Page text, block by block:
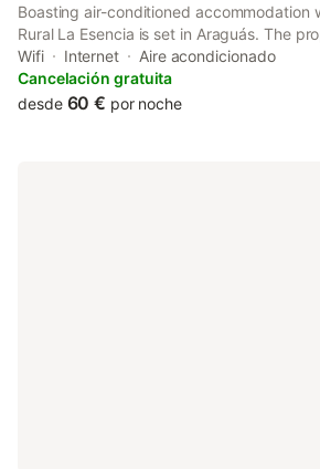
Boasting air-conditioned accommodation
Rural La Esencia is set in Araguás. The
and city views, and is 41 km from Dag
Wifi Internet
Aire acondicionado
Cancelación gratuita
desde 60 € por noche